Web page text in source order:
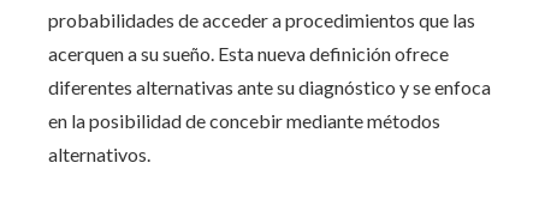
probabilidades de acceder a procedimientos que las
acerquen a su sueño. Esta nueva definición ofrece
diferentes alternativas ante su diagnóstico y se enfoca
en la posibilidad de concebir mediante métodos
alternativos.